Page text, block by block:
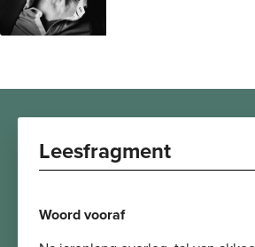
Leesfragment
Woord vooraf